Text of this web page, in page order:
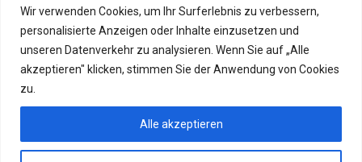
Wir verwenden Cookies, um Ihr Surferlebnis zu verbessern,
personalisierte Anzeigen oder Inhalte einzusetzen und
unseren Datenverkehr zu analysieren. Wenn Sie auf „Alle
akzeptieren" klicken, stimmen Sie der Anwendung von Cookies
zu.
Alle akzeptieren
Aluminiumblech, Blechprofile, Alu Winkelprofil, Warzenbleche,
Edelstahl Lochblech und vieles weiteres. Desweiteren bieten
wir auch Laserschneiden, Edelstahl Schilder,
Wasserstrahlschneiden, Firmenlogos aus Edelstahl, Fußmatten
aus Edelstahl an.
Wir akzeptieren